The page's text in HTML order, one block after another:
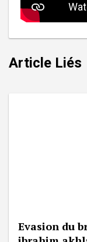
Article Liés
Evasion du